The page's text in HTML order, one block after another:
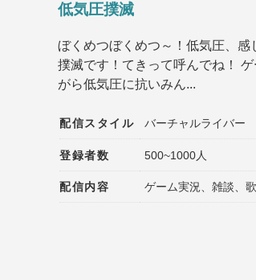
低気圧撲滅
ぼくめつぼくめつ～！低気圧、感
撲滅です！てきって呼んでね！
がら低気圧に抗いみん...
配信スタイル バーチャルライバー
登録者数 500~1000人
配信内容 ゲーム実況、雑談、